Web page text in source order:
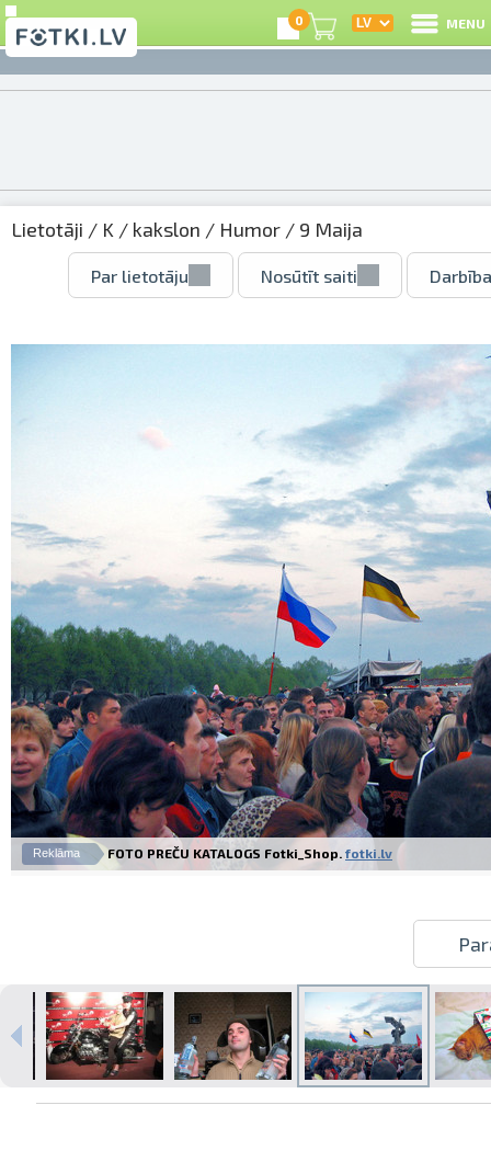
Izdrukas 1h laikā Rīgā – pasūtiet
tiešsaistē
Dažādi formāti un papīra veidi
0 MENU
Lietotāji / K / kakslon / Humor / 9 Maija
Par lietotāju Nosūtīt saiti
Reklāma FOTO PREČU KATALOGS Fotki_Shop. fotki.lv